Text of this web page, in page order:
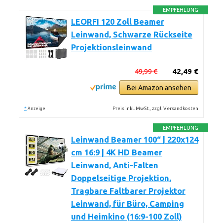
EMPFEHLUNG
LEORFI 120 Zoll Beamer
Leinwand, Schwarze Rückseite
Projektionsleinwand
42,49 €
49,99 €
Bei Amazon ansehen
* Anzeige Preis inkl. MwSt., zzgl. Versandkosten
EMPFEHLUNG
Leinwand Beamer 100“ | 220x124
cm 16:9 | 4K HD Beamer
Leinwand, Anti-Falten
Doppelseitige Projektion,
Tragbare Faltbarer Projektor
Leinwand, für Büro, Camping
und Heimkino (16:9-100 Zoll)